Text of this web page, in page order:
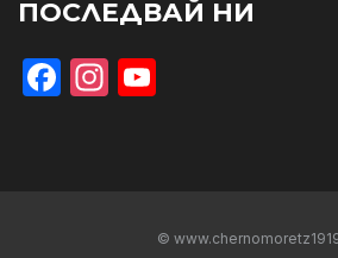
ПОСЛЕДВАЙ НИ
Facebook
Instagram
©